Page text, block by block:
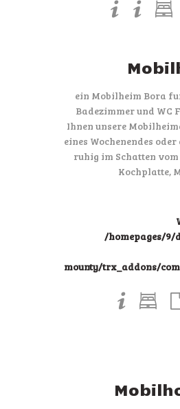
ein Mobilheim Bora
Badezimmer und WC
Ihnen unsere
eines Wochenendes
ruhig im Schatten
Kochplatte,
/homepages/9/
mounty/trx_addons/